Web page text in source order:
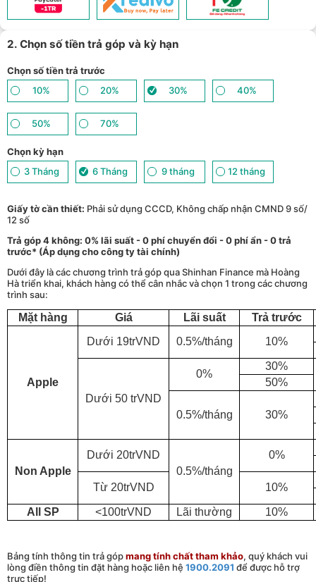
Nhận báo giá tốt nhất cho khách hàng doanh nghiệp B2B khi
mua số lượng lớn - ( Xem chi tiết)
2. Chọn số tiền trả góp và kỳ hạn
Chọn số tiền trả trước
10%
20% 30% 40%
50% 70%
Chọn kỳ hạn
3 Tháng
6 Tháng 9 tháng 12 tháng
Giấy tờ cần thiết: Phải sử dụng CCCD, Không chấp nhận CMND 9 số/
12 số
Trả góp 4 không: 0% lãi suất - 0 phí chuyển đổi - 0 phí ẩn - 0 trả
trước* (Áp dụng cho công ty tài chính)
Dưới đây là các chương trình trả góp qua Shinhan Finance mà Hoàng
Hà triển khai, khách hàng có thể cân nhắc và chọn 1 trong các chương
trình sau:
Mặt hàng Giá Lãi suất Trả trước
Apple
Dưới 19trVND 0.5%/tháng 10%
Dưới 50 trVND
0%
30%
50%
0.5%/tháng 30%
Non Apple
Dưới 20trVND
0.5%/tháng
0%
Từ 20trVND 10%
All SP <100trVND Lãi thường 10%
Bảng tính thông tin trả gópmang tính chất tham khảo, quý khách vui
lòng điền thông tin đặt hàng hoặc liên hệ 1900.2091 để được hỗ trợ
trực tiếp!